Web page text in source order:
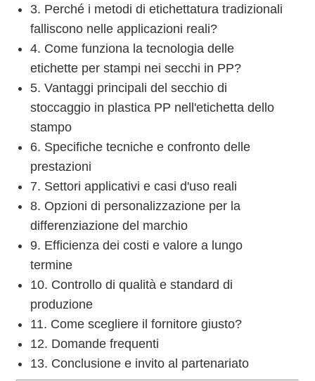
3. Perché i metodi di etichettatura tradizionali
falliscono nelle applicazioni reali?
4. Come funziona la tecnologia delle
etichette per stampi nei secchi in PP?
5. Vantaggi principali del secchio di
stoccaggio in plastica PP nell'etichetta dello
stampo
6. Specifiche tecniche e confronto delle
prestazioni
7. Settori applicativi e casi d'uso reali
8. Opzioni di personalizzazione per la
differenziazione del marchio
9. Efficienza dei costi e valore a lungo
termine
10. Controllo di qualità e standard di
produzione
11. Come scegliere il fornitore giusto?
12. Domande frequenti
13. Conclusione e invito al partenariato